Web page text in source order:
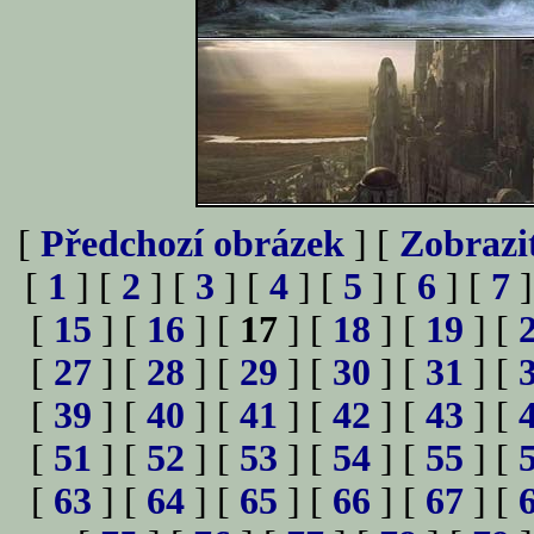
[ Předchozí obrázek ] [
[ 1 ] [ 2 ] [ 3 ] [ 4 ] [ 5 ] [ 6 ] [ 7
[ 15 ] [ 16 ] [ 17 ] [ 18 ] [ 19 ] [
[ 27 ] [ 28 ] [ 29 ] [ 30 ] [ 31 ] [
[ 39 ] [ 40 ] [ 41 ] [ 42 ] [ 43 ] [
[ 51 ] [ 52 ] [ 53 ] [ 54 ] [ 55 ] [
[ 63 ] [ 64 ] [ 65 ] [ 66 ] [ 67 ] [